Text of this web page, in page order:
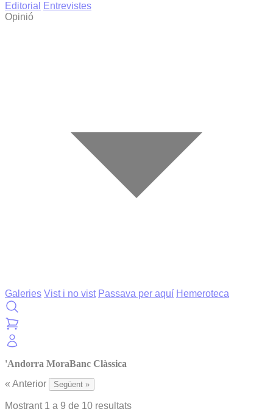
Editorial
Entrevistes
Opinió
Galeries Vist i no vist Passava per aquí Hemeroteca
'Andorra MoraBanc Clàssica
« Anterior
Següent »
Mostrant 1 a 9 de 10 resultats